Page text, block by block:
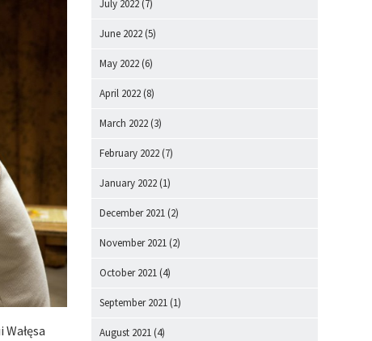
July 2022 (7)
June 2022 (5)
May 2022 (6)
April 2022 (8)
March 2022 (3)
February 2022 (7)
January 2022 (1)
December 2021 (2)
November 2021 (2)
October 2021 (4)
September 2021 (1)
August 2021 (4)